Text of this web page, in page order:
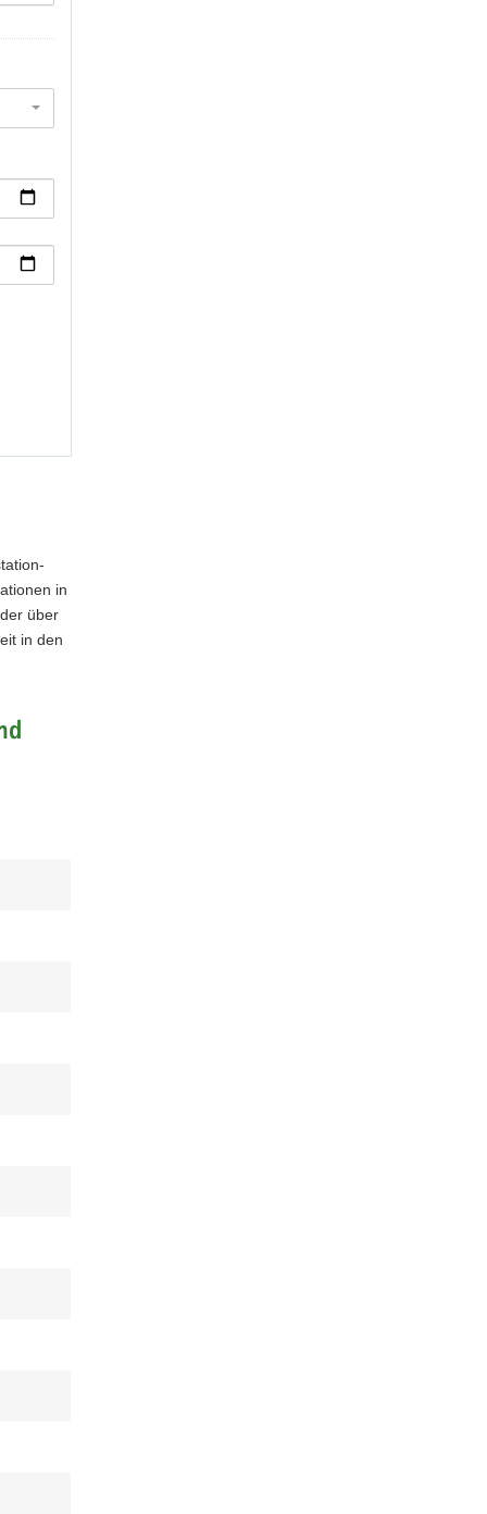
in
über
in den